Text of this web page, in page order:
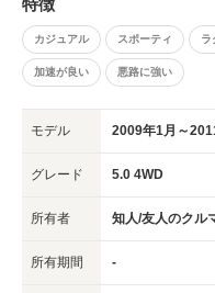
カジュアル スポーティ ラ
加速が良い 悪路に強い
モデル 2009年1月～
グレード 5.0 4WD
所有者 知人/友人のクル
所有期間 -